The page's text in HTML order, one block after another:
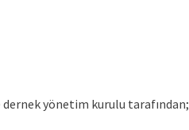
yönetim kurulu tarafından;